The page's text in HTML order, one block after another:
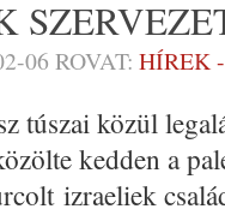
06 ROVAT: HÍREK
túszai közül
kedden a
izraeliek